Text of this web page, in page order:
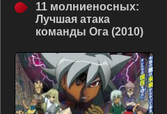
11 молниеносных:
Лучшая атака
команды Ога (2010)